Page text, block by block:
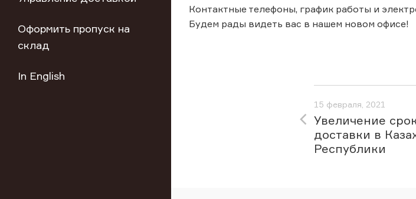
Оформить пропуск на
склад
In English
Контактные телефоны, график работы и
Будем рады видеть вас в нашем новом офисе!
15 февраля, 2021
Увеличение
доставки в
Республики